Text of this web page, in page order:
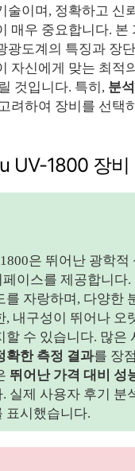
술이며, 정확하고 신
매우 중요합니다. 본
광도계의 특징과 장
자신에게 맞는 최적
것입니다. 특히, 분
려하여 장비를 선택
UV-1800 장비
은 뛰어난 광학
이스를 제공합니다.
를 자랑하며, 다양한
, 내구성이 뛰어나 오
할 수 있습니다. 많은
확한 측정 결과를 장
뛰어난 가격 대비 성
실제 사용자 후기 분
표시했습니다.